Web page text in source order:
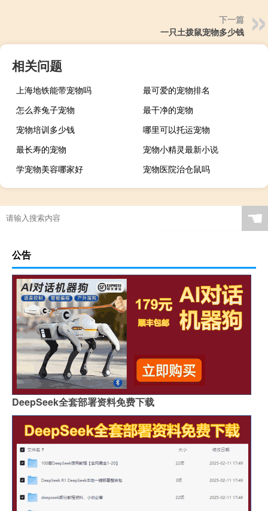
下一篇
一只土拨鼠宠物多少钱
相关问题
上海地铁能带宠物吗
最可爱的宠物排名
怎么养兔子宠物
最干净的宠物
宠物培训多少钱
哪里可以托运宠物
最长寿的宠物
宠物小精灵最新小说
学宠物美容哪家好
宠物医院治仓鼠吗
☚
公告
DeepSeek全套部署资料免费下载